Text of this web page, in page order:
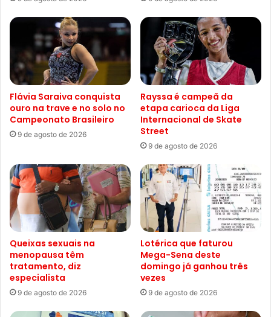
Flávia Saraiva conquista
ouro na trave e no solo no
Campeonato Brasileiro
9 de agosto de 2026
Rayssa é campeã da
etapa carioca da Liga
Internacional de Skate
Street
9 de agosto de 2026
Queixas sexuais na
menopausa têm
tratamento, diz
especialista
9 de agosto de 2026
Lotérica que faturou
Mega-Sena deste
domingo já ganhou três
vezes
9 de agosto de 2026